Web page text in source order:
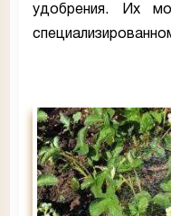
удобрения. Их